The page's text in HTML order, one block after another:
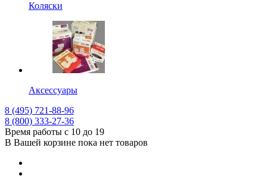
Коляски
Аксессуары
8 (495) 721-88-96
8 (800) 333-27-36
Время работы с 10 до 19
В Вашей корзине пока нет товаров